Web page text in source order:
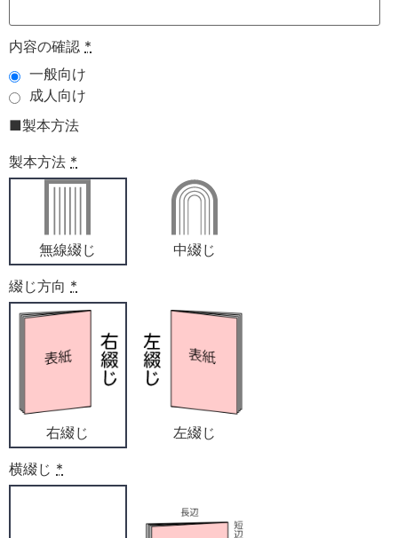
内容の確認 *
一般向け
成人向け
■製本方法
製本方法 *
無線綴じ 中綴じ
綴じ方向 *
右綴じ 左綴じ
横綴じ *